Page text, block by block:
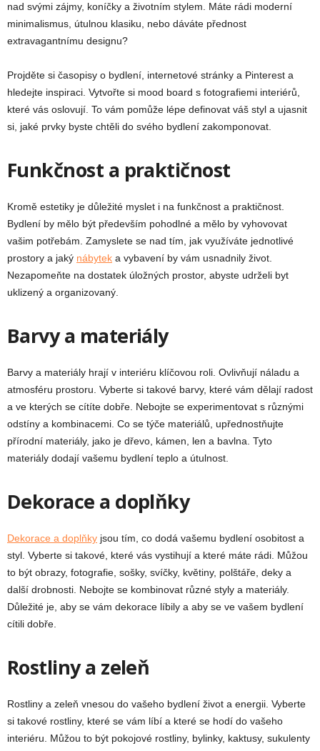
nad svými zájmy, koníčky a životním stylem. Máte rádi moderní
minimalismus, útulnou klasiku, nebo dáváte přednost
extravagantnímu designu?
Projděte si časopisy o bydlení, internetové stránky a Pinterest a
hledejte inspiraci. Vytvořte si mood board s fotografiemi interiérů,
které vás oslovují. To vám pomůže lépe definovat váš styl a ujasnit
si, jaké prvky byste chtěli do svého bydlení zakomponovat.
Funkčnost a praktičnost
Kromě estetiky je důležité myslet i na funkčnost a praktičnost.
Bydlení by mělo být především pohodlné a mělo by vyhovovat
vašim potřebám. Zamyslete se nad tím, jak využíváte jednotlivé
prostory a jaký nábytek a vybavení by vám usnadnily život.
Nezapomeňte na dostatek úložných prostor, abyste udrželi byt
uklizený a organizovaný.
Barvy a materiály
Barvy a materiály hrají v interiéru klíčovou roli. Ovlivňují náladu a
atmosféru prostoru. Vyberte si takové barvy, které vám dělají radost
a ve kterých se cítíte dobře. Nebojte se experimentovat s různými
odstíny a kombinacemi. Co se týče materiálů, upřednostňujte
přírodní materiály, jako je dřevo, kámen, len a bavlna. Tyto
materiály dodají vašemu bydlení teplo a útulnost.
Dekorace a doplňky
Dekorace a doplňky jsou tím, co dodá vašemu bydlení osobitost a
styl. Vyberte si takové, které vás vystihují a které máte rádi. Můžou
to být obrazy, fotografie, sošky, svíčky, květiny, polštáře, deky a
další drobnosti. Nebojte se kombinovat různé styly a materiály.
Důležité je, aby se vám dekorace líbily a aby se ve vašem bydlení
cítili dobře.
Rostliny a zeleň
Rostliny a zeleň vnesou do vašeho bydlení život a energii. Vyberte
si takové rostliny, které se vám líbí a které se hodí do vašeho
interiéru. Můžou to být pokojové rostliny, bylinky, kaktusy, sukulenty